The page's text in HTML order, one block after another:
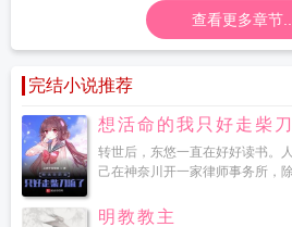
查看更多章节...
完结小说推荐
想活命的我只好走柴
转世后，东悠一直在好好读书。
己在神奈川开一家律师事务所，
明教教主